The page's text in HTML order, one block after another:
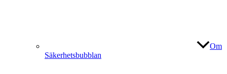
Om
Säkerhetsbubblan